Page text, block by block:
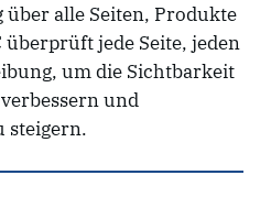
alle Seiten, Produkte
überprüft jede Seite, jeden
um die Sichtbarkeit
und
steigern.